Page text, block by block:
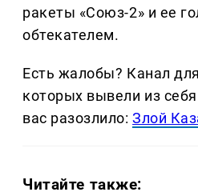
ракеты «Союз-2» и ее
обтекателем.
Есть жалобы? Канал
которых вывели из
вас разозлило:Злой
Читайте также: